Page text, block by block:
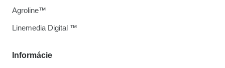
Informácie
Agroline™
Linemedia Digital ™